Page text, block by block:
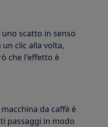
scatto in senso
clic alla volta,
che l'effetto è
da caffè è
passaggi in modo